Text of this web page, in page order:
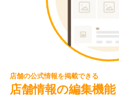
店舗の公式情報を掲載できる
店舗情報の編集機能